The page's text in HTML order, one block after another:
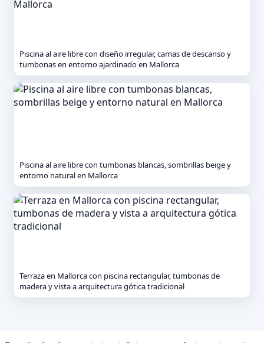
Piscina al aire libre con diseño irregular, camas de descanso y
tumbonas en entorno ajardinado en Mallorca
Piscina al aire libre con tumbonas blancas, sombrillas beige y
entorno natural en Mallorca
Terraza en Mallorca con piscina rectangular, tumbonas de
madera y vista a arquitectura gótica tradicional